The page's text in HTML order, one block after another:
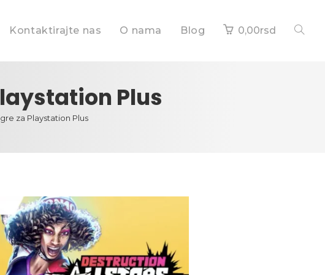
Kontaktirajte nas O nama Blog 0,00rsd
Plus
za Playstation Plus